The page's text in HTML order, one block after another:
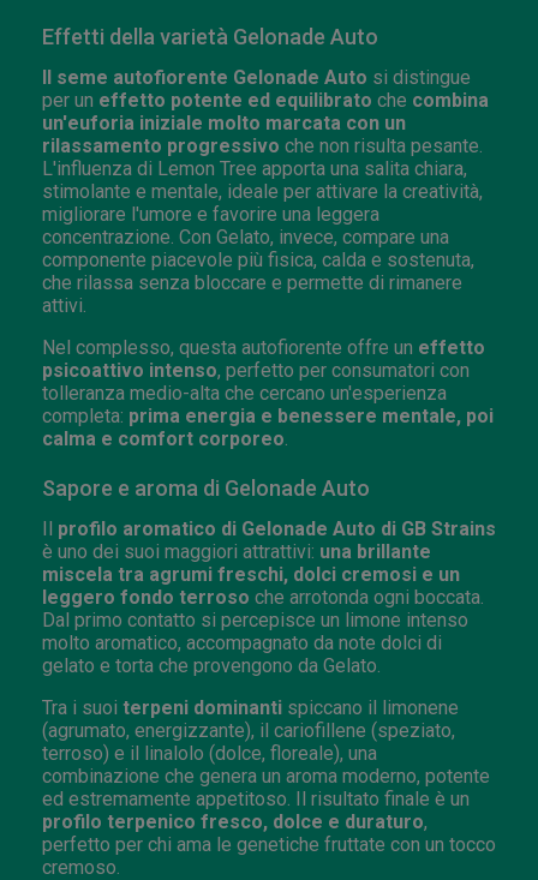
Effetti della varietà Gelonade Auto
Il seme autofiorente Gelonade Auto si distingue
per un effetto potente ed equilibrato che combina
un'euforia iniziale molto marcata con un
rilassamento progressivo che non risulta pesante.
L'influenza di Lemon Tree apporta una salita chiara,
stimolante e mentale, ideale per attivare la creatività,
migliorare l'umore e favorire una leggera
concentrazione. Con Gelato, invece, compare una
componente piacevole più fisica, calda e sostenuta,
che rilassa senza bloccare e permette di rimanere
attivi.
Nel complesso, questa autofiorente offre un effetto
psicoattivo intenso, perfetto per consumatori con
tolleranza medio-alta che cercano un'esperienza
completa: prima energia e benessere mentale, poi
calma e comfort corporeo
Sapore e aroma di Gelonade Auto
Il profilo aromatico di Gelonade Auto di GB Strains
è uno dei suoi maggiori attrattivi: una brillante
miscela tra agrumi freschi, dolci cremosi e un
leggero fondo terroso che arrotonda ogni boccata.
Dal primo contatto si percepisce un limone intenso
molto aromatico, accompagnato da note dolci di
gelato e torta che provengono da Gelato.
Tra i suoi terpeni dominanti spiccano il limonene
(agrumato, energizzante), il cariofillene (speziato,
terroso) e il linalolo (dolce, floreale), una
combinazione che genera un aroma moderno, potente
ed estremamente appetitoso. Il risultato finale è un
profilo terpenico fresco, dolce e duraturo,
perfetto per chi ama le genetiche fruttate con un tocco
cremoso.